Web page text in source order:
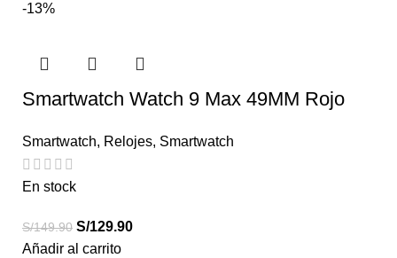
-13%
Smartwatch Watch 9 Max 49MM Rojo
Smartwatch, Relojes, Smartwatch
En stock
S/149.90 S/129.90
Añadir al carrito